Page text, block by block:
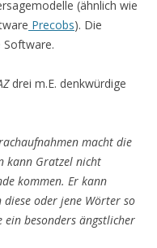
(ähnlich wie
Precobs). Die
drei m.E. denkwürdige
macht die
kann Gratzel nicht
kommen. Er kann
diese oder jene Wörter so
ein besonders ängstlicher